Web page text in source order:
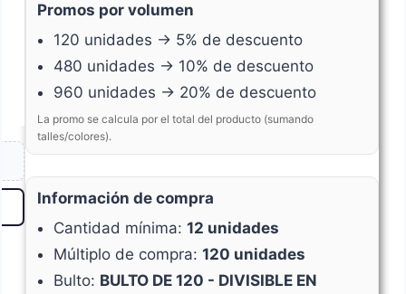
Promos por volumen
120 unidades → 5% de descuento
480 unidades → 10% de descuento
960 unidades → 20% de descuento
La promo se calcula por el total del producto (sumando
talles/colores).
Información de compra
Cantidad mínima: 12 unidades
Múltiplo de compra: 120 unidades
Bulto: BULTO DE 120 - DIVISIBLE EN